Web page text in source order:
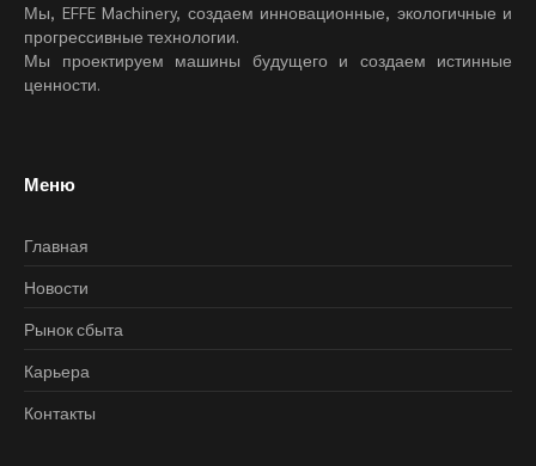
Мы, EFFE Machinery, создаем инновационные, экологичные и
прогрессивные технологии.
Мы проектируем машины будущего и создаем истинные
ценности.
Меню
Главная
Новости
Рынок сбыта
Карьера
Контакты